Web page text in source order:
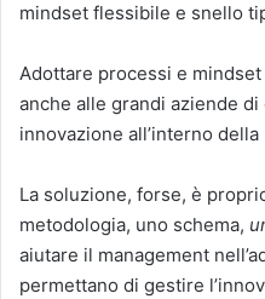
mindset flessibile e snello
Adottare processi e
anche alle grandi aziende
innovazione all’interno
La soluzione, forse, è
metodologia, uno schema,
aiutare il management
permettano di gestire